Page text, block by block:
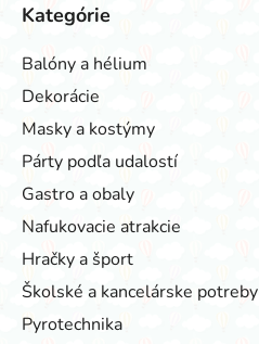
Kategórie
Balóny a hélium
Dekorácie
Masky a kostýmy
Párty podľa udalostí
Gastro a obaly
Nafukovacie atrakcie
Hračky a šport
Školské a kancelárske potreby
Pyrotechnika